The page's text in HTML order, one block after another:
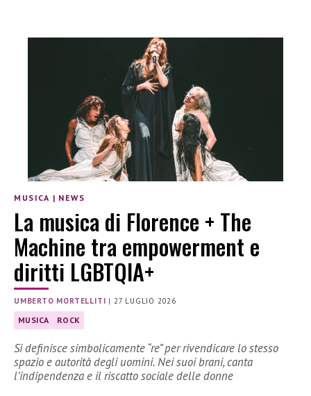
MUSICA | NEWS
La musica di Florence + The
Machine tra empowerment e
diritti LGBTQIA+
UMBERTO MORTELLITI | 27 LUGLIO 2026
MUSICA ROCK
Si definisce simbolicamente “re” per rivendicare lo stesso
spazio e autorità degli uomini. Nei suoi brani, canta
l’indipendenza e il riscatto sociale delle donne